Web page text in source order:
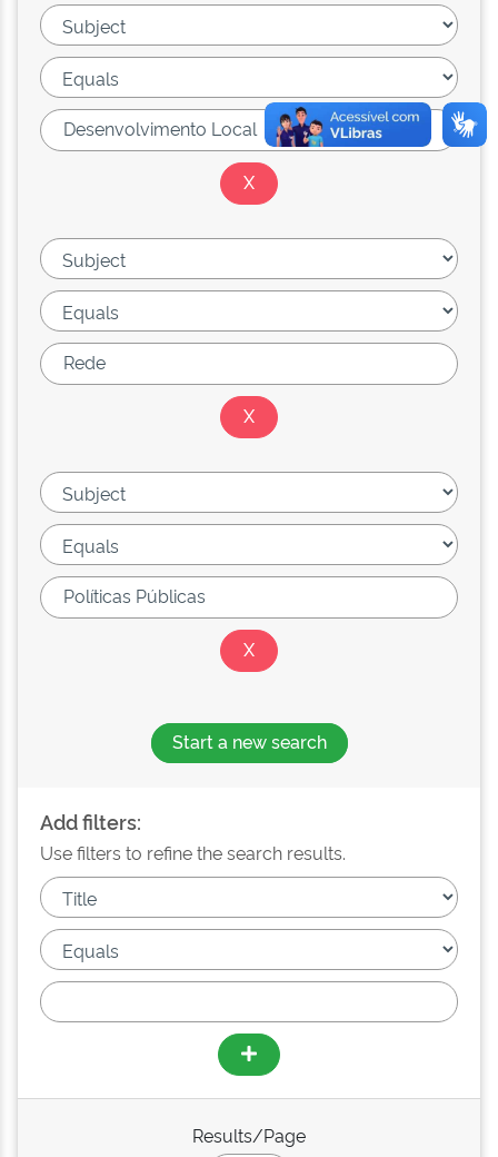
Start a new search
Add filters:
Use filters to refine the search results.
Results/Page